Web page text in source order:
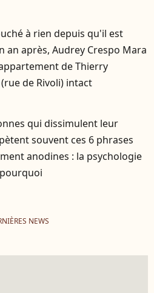
à rien depuis qu'il est
an après, Audrey Crespo Mara
de Thierry
de Rivoli) intact
qui dissimulent leur
souvent ces 6 phrases
anodines : la psychologie
NEWS